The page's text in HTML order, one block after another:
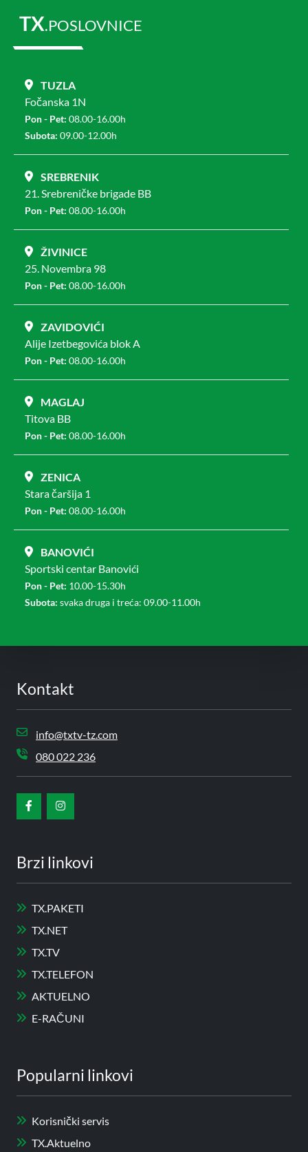
TX.POSLOVNICE
TUZLA
Fočanska 1N
Pon - Pet: 08.00-16.00h
Subota: 09.00-12.00h
SREBRENIK
21. Srebreničke brigade BB
Pon - Pet: 08.00-16.00h
ŽIVINICE
25. Novembra 98
Pon - Pet: 08.00-16.00h
ZAVIDOVIĆI
Alije Izetbegovića blok A
Pon - Pet: 08.00-16.00h
MAGLAJ
Titova BB
Pon - Pet: 08.00-16.00h
ZENICA
Stara čaršija 1
Pon - Pet: 08.00-16.00h
BANOVIĆI
Sportski centar Banovići
Pon - Pet: 10.00-15.30h
Subota: svaka druga i treća: 09.00-11.00h
Kontakt
info@txtv-tz.com
080 022 236
Brzi linkovi
TX.PAKETI
TX.NET
TX.TV
TX.TELEFON
AKTUELNO
E-RAČUNI
Popularni linkovi
Korisnički servis
TX.Aktuelno